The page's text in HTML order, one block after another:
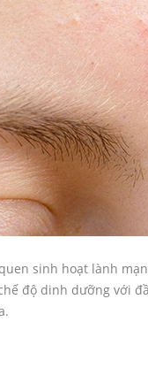
sinh hoạt lành
độ dinh dưỡng với